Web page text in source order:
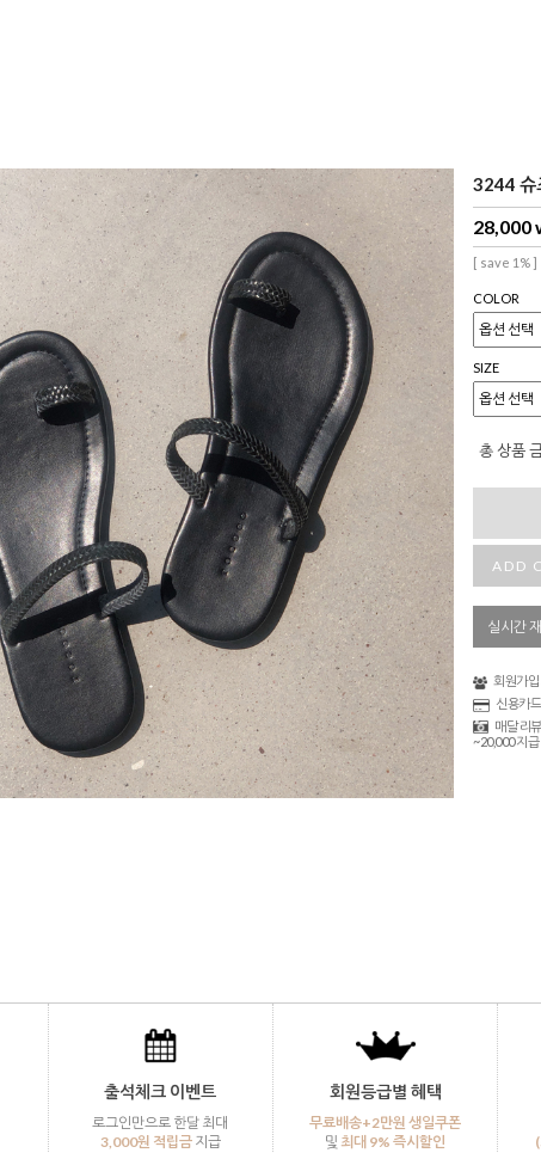
3244
28,000
[ save 1% ]
COLOR
SIZE
총 상품
ADD
실시간
회원가입
신용카
매달 리
~20,000 지급
출석체크 이벤트
로그인만으로 한달 최대
3,000원 적립금지급
회원등급별 혜택
무료배송+2만원 생일쿠폰
및 최대 9% 즉시할인